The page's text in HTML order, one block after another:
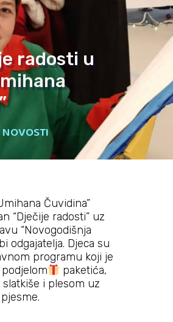
radosti u
NOVOSTI
Čuvidina”
“Dječije radosti” uz
“Novogodišnja
odgajatelja. Djeca su
programu koji je
paketića,
i plesom uz